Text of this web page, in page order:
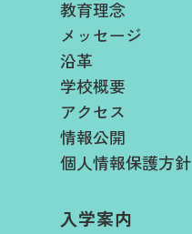
教育理念
メッセージ
沿革
学校概要
アクセス
情報公開
個人情報保護方針
入学案内